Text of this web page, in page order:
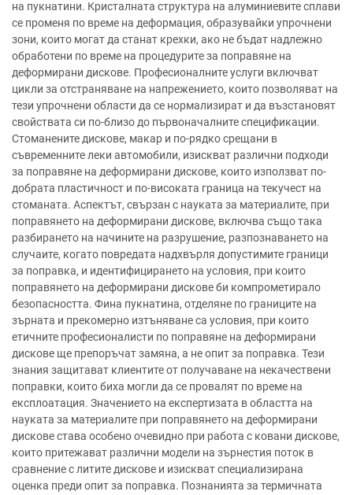
на пукнатини. Кристалната структура на алуминиевите сплави
се променя по време на деформация, образувайки упрочнени
зони, които могат да станат крехки, ако не бъдат надлежно
обработени по време на процедурите за поправяне на
деформирани дискове. Професионалните услуги включват
цикли за отстраняване на напрежението, които позволяват на
тези упрочнени области да се нормализират и да възстановят
свойствата си по-близо до първоначалните спецификации.
Стоманените дискове, макар и по-рядко срещани в
съвременните леки автомобили, изискват различни подходи
за поправяне на деформирани дискове, които използват по-
добрата пластичност и по-високата граница на текучест на
стоманата. Аспектът, свързан с науката за материалите, при
поправянето на деформирани дискове, включва също така
разбирането на начините на разрушение, разпознаването на
случаите, когато повредата надхвърля допустимите граници
за поправка, и идентифицирането на условия, при които
поправянето на деформирани дискове би компрометирало
безопасността. Фина пукнатина, отделяне по границите на
зърната и прекомерно изтъняване са условия, при които
етичните професионалисти по поправяне на деформирани
дискове ще препоръчат замяна, а не опит за поправка. Тези
знания защитават клиентите от получаване на некачествени
поправки, които биха могли да се провалят по време на
експлоатация. Значението на експертизата в областта на
науката за материалите при поправянето на деформирани
дискове става особено очевидно при работа с ковани дискове,
които притежават различни модели на зърнестия поток в
сравнение с литите дискове и изискват специализирана
оценка преди опит за поправка. Познанията за термичната